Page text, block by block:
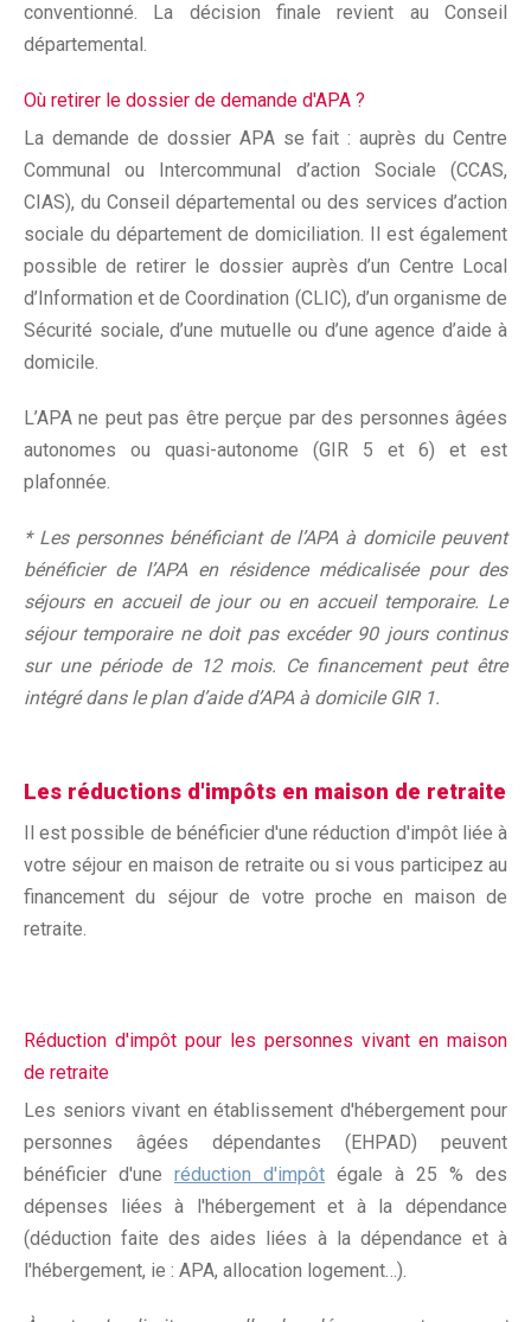
conventionné. La décision finale revient au Conseil
départemental.
Où retirer le dossier de demande d'APA ?
La demande de dossier APA se fait : auprès du Centre
Communal ou Intercommunal d’action Sociale (CCAS,
CIAS), du Conseil départemental ou des services d’action
sociale du département de domiciliation. Il est également
possible de retirer le dossier auprès d’un Centre Local
d’Information et de Coordination (CLIC), d’un organisme de
Sécurité sociale, d’une mutuelle ou d’une agence d’aide à
domicile.
L’APA ne peut pas être perçue par des personnes âgées
autonomes ou quasi-autonome (GIR 5 et 6) et est
plafonnée.
* Les personnes bénéficiant de l’APA à domicile peuvent
bénéficier de l’APA en résidence médicalisée pour des
séjours en accueil de jour ou en accueil temporaire. Le
séjour temporaire ne doit pas excéder 90 jours continus
sur une période de 12 mois. Ce financement peut être
intégré dans le plan d’aide d’APA à domicile GIR 1.
Les réductions d'impôts en maison de retraite
Il est possible de bénéficier d'une réduction d'impôt liée à
votre séjour en maison de retraite ou si vous participez au
financement du séjour de votre proche en maison de
retraite.
Réduction d'impôt pour les personnes vivant en maison
de retraite
Les seniors vivant en établissement d'hébergement pour
personnes âgées dépendantes (EHPAD) peuvent
bénéficier d'une réduction d'impôt égale à 25 % des
dépenses liées à l'hébergement et à la dépendance
(déduction faite des aides liées à la dépendance et à
l'hébergement, ie : APA, allocation logement…).